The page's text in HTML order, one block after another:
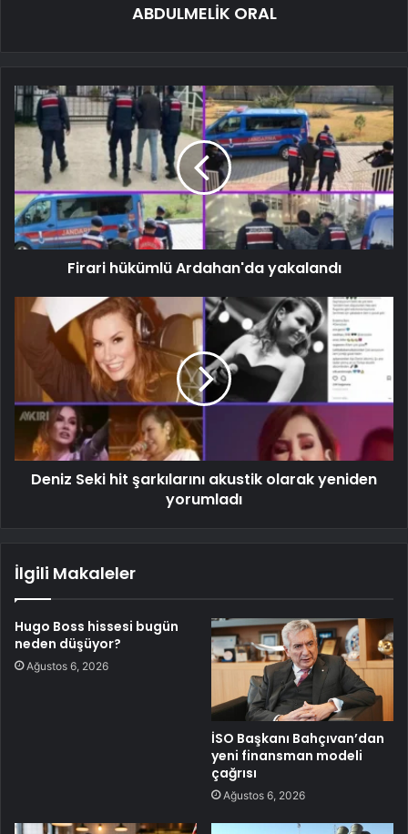
ABDULMELİK ORAL
Firari hükümlü Ardahan'da yakalandı
Deniz Seki hit şarkılarını akustik olarak yeniden
yorumladı
İlgili Makaleler
Hugo Boss hissesi bugün
neden düşüyor?
Ağustos 6, 2026
İSO Başkanı Bahçıvan’dan
yeni finansman modeli
çağrısı
Ağustos 6, 2026